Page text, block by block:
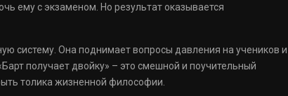
ему с экзаменом. Но результат оказывается
систему. Она поднимает вопросы давления на учеников и
получает двойку» – это смешной и поучительный
толика жизненной философии.